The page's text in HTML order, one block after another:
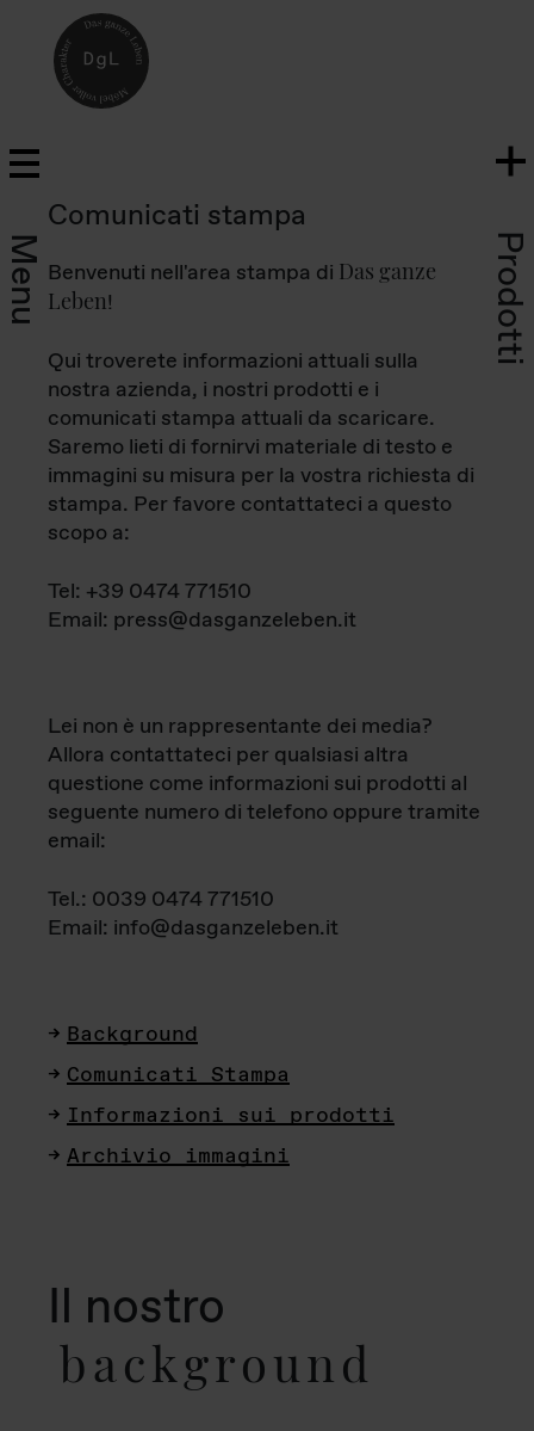
Menu Prodotti
Comunicati stampa
Benvenuti nell'area stampa di Das ganze
Leben!
Qui troverete informazioni attuali sulla
nostra azienda, i nostri prodotti e i
comunicati stampa attuali da scaricare.
Saremo lieti di fornirvi materiale di testo e
immagini su misura per la vostra richiesta di
stampa. Per favore contattateci a questo
scopo a:
Tel: +39 0474 771510
Email: press@dasganzeleben.it
Lei non è un rappresentante dei media?
Allora contattateci per qualsiasi altra
questione come informazioni sui prodotti al
seguente numero di telefono oppure tramite
email:
Tel.: 0039 0474 771510
Email: info@dasganzeleben.it
Background
Comunicati Stampa
Informazioni sui prodotti
Archivio immagini
Il nostro
background